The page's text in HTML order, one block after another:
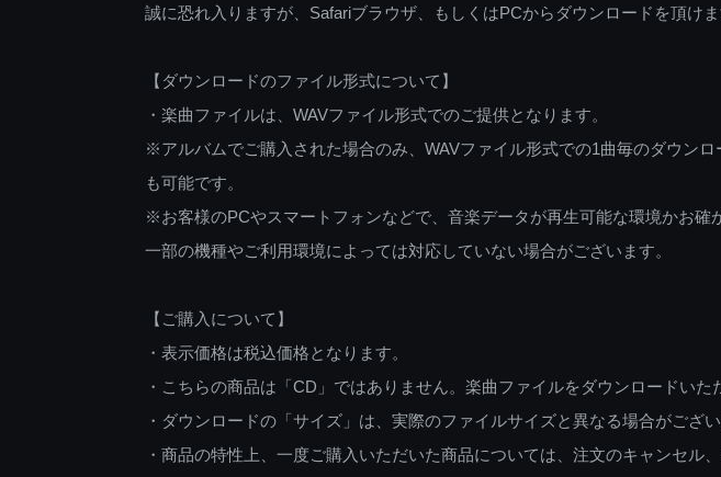
誠に恐れ入りますが、Safariブラウザ、もしくはPCからダウンロードを頂けま
【ダウンロードのファイル形式について】
・楽曲ファイルは、WAVファイル形式でのご提供となります。
※アルバムでご購入された場合のみ、WAVファイル形式での1曲毎のダウン
も可能です。
※お客様のPCやスマートフォンなどで、音楽データが再生可能な環境かお確
一部の機種やご利用環境によっては対応していない場合がございます。
【ご購入について】
・表示価格は税込価格となります。
・こちらの商品は「CD」ではありません。楽曲ファイルをダウンロードい
・ダウンロードの「サイズ」は、実際のファイルサイズと異なる場合がござい
・商品の特性上、一度ご購入いただいた商品については、注文のキャンセル